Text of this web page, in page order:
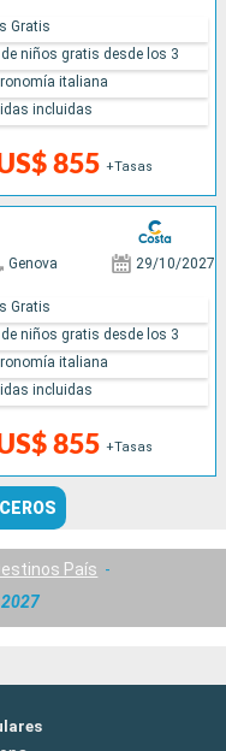
855 +Tasas
Gratis
de niños gratis desde los 3
italiana
incluidas
Genova 29/10/2027
855 +Tasas
Gratis
de niños gratis desde los 3
italiana
incluidas
País